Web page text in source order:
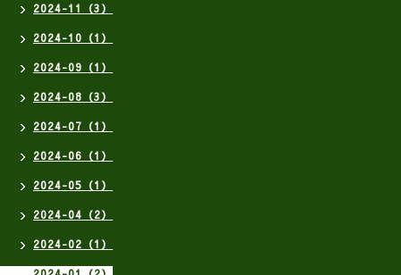
2024-11（3）
2024-10（1）
2024-09（1）
2024-08（3）
2024-07（1）
2024-06（1）
2024-05（1）
2024-04（2）
2024-02（1）